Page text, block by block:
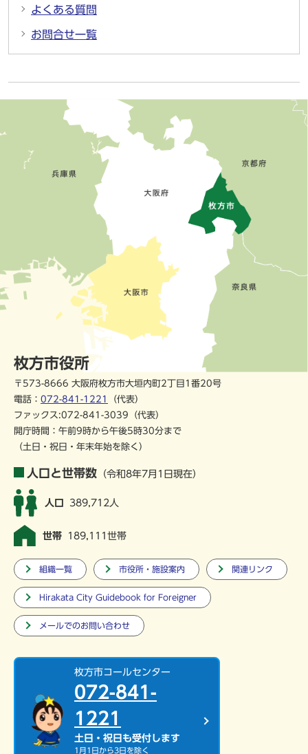
よくある質問
お問合せ一覧
枚方市役所
〒573-8666 大阪府枚方市大垣内町2丁目1番20号
電話： 072-841-1221
（代表）
ファックス:072-841-3039（代表）
開庁時間：午前9時から午後5時30分まで
（土日・祝日・年末年始を除く）
人口と世帯数 （令和8年7月1日現在）
人口 389,712人
世帯 189,111世帯
組織一覧 市役所・施設案内 関連リンク
Hirakata City Guidebook for Foreigner
メールでのお問い合わせ
枚方市コールセンター
072-841-
1221
土日・祝日も受付します
1月1日から3日を除く